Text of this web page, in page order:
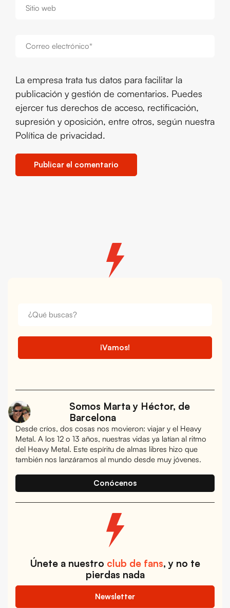
La empresa trata tus datos para facilitar la
publicación y gestión de comentarios. Puedes
ejercer tus derechos de acceso, rectificación,
supresión y oposición, entre otros, según nuestra
Política de privacidad.
Somos Marta y Héctor, de
Barcelona
Desde críos, dos cosas nos movieron: viajar y el Heavy
Metal. A los 12 o 13 años, nuestras vidas ya latían al ritmo
del Heavy Metal. Este espíritu de almas libres hizo que
también nos lanzáramos al mundo desde muy jóvenes.
Conócenos
Únete a nuestro club de fans, y no te
pierdas nada
Newsletter